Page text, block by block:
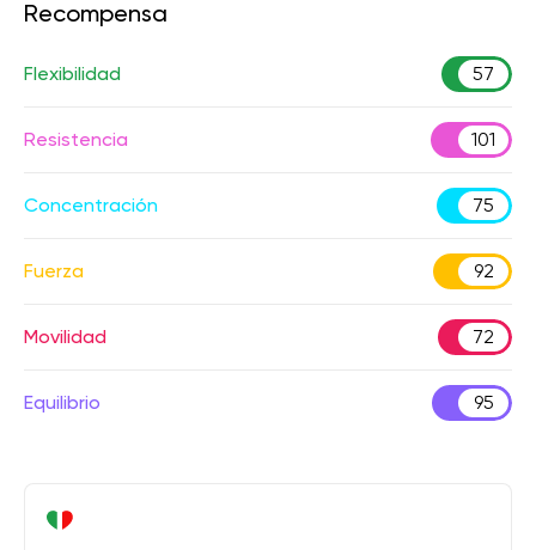
Recompensa
Flexibilidad 57
Resistencia 101
Concentración 75
Fuerza 92
Movilidad 72
Equilibrio 95